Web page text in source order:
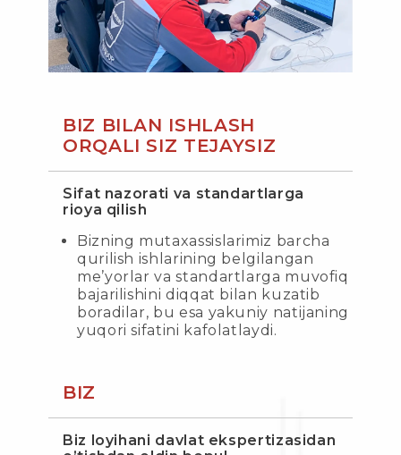
BIZ BILAN ISHLASH
ORQALI SIZ TEJAYSIZ
Sifat nazorati va standartlarga
rioya qilish
Bizning mutaxassislarimiz barcha
qurilish ishlarining belgilangan
me’yorlar va standartlarga muvofiq
bajarilishini diqqat bilan kuzatib
boradilar, bu esa yakuniy natijaning
yuqori sifatini kafolatlaydi.
BIZ
Biz loyihani davlat ekspertizasidan